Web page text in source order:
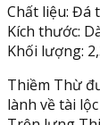
Thiềm
Thừ
phong
thủy
chiêu
tài
Chất liệu: Đá
Kích thước:
Khối lượng:
Thiềm Thừ
lành về tài